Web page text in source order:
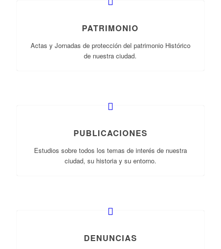
PATRIMONIO
Actas y Jornadas de protección del patrimonio Histórico
de nuestra ciudad.
PUBLICACIONES
Estudios sobre todos los temas de interés de nuestra
ciudad, su historia y su entorno.
DENUNCIAS